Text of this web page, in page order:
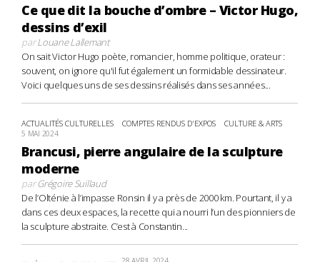
Ce que dit la bouche d’ombre – Victor Hugo,
dessins d’exil
parLouane Lallemant
On sait Victor Hugo poète, romancier, homme politique, orateur :
souvent, on ignore qu'il fut également un formidable dessinateur.
Voici quelques uns de ses dessins réalisés dans ses années...
ACTUALITÉS CULTURELLES COMPTES RENDUS D'EXPOS CULTURE & ARTS
5 MAI 2024
Brancusi, pierre angulaire de la sculpture
moderne
parGrégoire Suillaud
De l’Olténie à l’impasse Ronsin il y a près de 2000 km. Pourtant, il y a
dans ces deux espaces, la recette qui a nourri l’un des pionniers de
la sculpture abstraite. C’est à Constantin...